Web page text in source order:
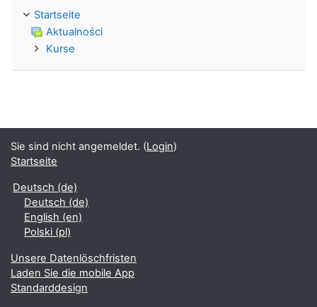
Startseite
Aktualności
Kurse
Sie sind nicht angemeldet. (Login)
Startseite
Deutsch ‎(de)‎
Deutsch ‎(de)‎
English ‎(en)‎
Polski ‎(pl)‎
Unsere Datenlöschfristen
Laden Sie die mobile App
Standarddesign